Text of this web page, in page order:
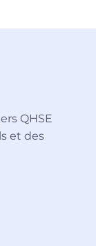
QHSE
et des